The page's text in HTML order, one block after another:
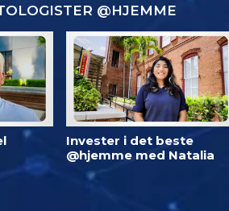
@HJEMME
Invester i det beste
@hjemme med Natalia